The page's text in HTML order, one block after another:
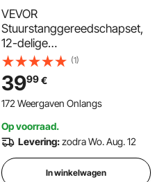
VEVOR
Stuurstanggereedschapset,
12-delige
stuurstangverwijderingsset,
12 kruiskopadapters,
complete
stuurstanggereedschapset,
1/2-inch aandrijfbuis, zwaar
uitgevoerd stalen
stuurstangverwijderingsgere
edschap voor Ve
(1)
3999€
172 Weergaven Onlangs
Op voorraad.
Levering:zodra Wo. Aug. 12
In winkelwagen